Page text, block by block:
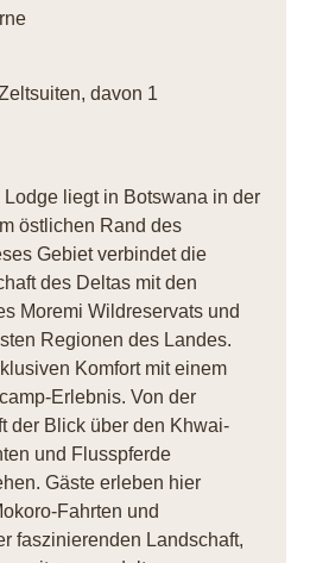
davon 1
liegt in Botswana in der
östlichen Rand des
Gebiet verbindet die
des Deltas mit den
Moremi Wildreservats und
Regionen des Landes.
Komfort mit einem
Erlebnis. Von der
der Blick über den Khwai-
und Flusspferde
Gäste erleben hier
Fahrten und
faszinierenden Landschaft,